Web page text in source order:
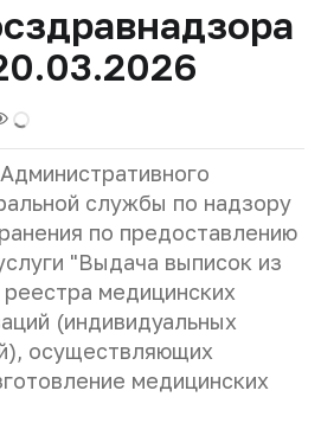
службы по надзору
по предоставлению
"Выдача выписок из
реестра медицинских
(индивидуальных
осуществляющих
медицинских